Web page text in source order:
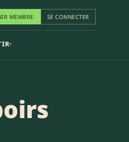
MEMBRE SE CONNECTER
▾